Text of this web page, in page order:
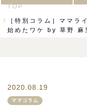
TOP
［特別コラム］ママラ
始めたワケ by 草野 麻
2020.08.19
ママコラム